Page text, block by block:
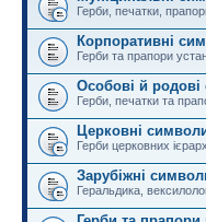
Герби, печатки,
Корпоративні
Герби та прапори
Особові й
Герби, печатки та
Церковні
Герби церковних
Зарубіжні
Геральдика,